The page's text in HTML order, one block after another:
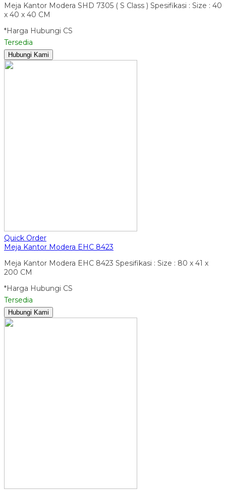
Meja Kantor Modera SHD 7305 ( S Class ) Spesifikasi : Size : 40
x 40 x 40 CM
*Harga Hubungi CS
Tersedia
Hubungi Kami
Quick Order
Meja Kantor Modera EHC 8423
Meja Kantor Modera EHC 8423 Spesifikasi : Size : 80 x 41 x
200 CM
*Harga Hubungi CS
Tersedia
Hubungi Kami